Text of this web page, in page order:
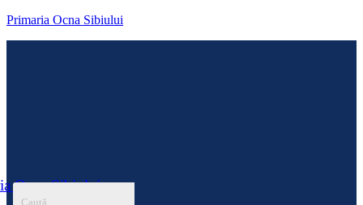
Primaria Ocna Sibiului
Ocna Sibiului